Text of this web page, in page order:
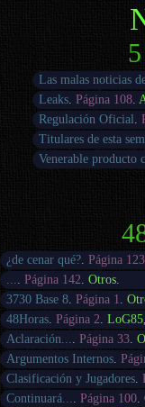
Las malas noticias
Leaks .Página 108
Regulación Oficial .
Titulares de esta
Venerable producto
¿de cenar qué?.Página 123
....Página 142.Otros.
3730 Base 8.Página 1.
48Horas.Página 2.LoG85
Aclaración....Página 33.
Argumentos Internos.
Clasificación y Jugadores.
Continuará....Página 100.